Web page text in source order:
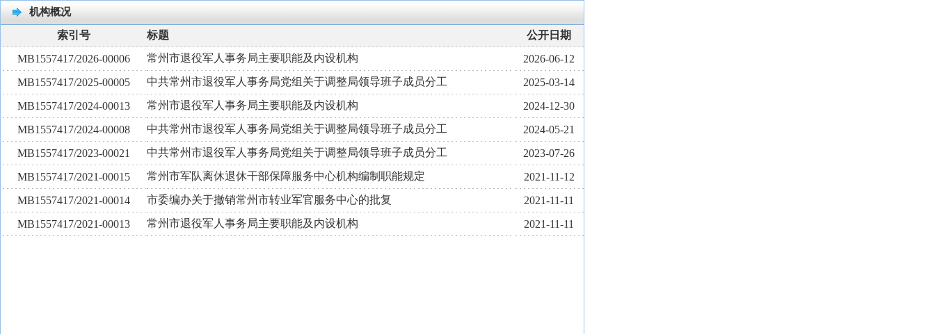
机构概况
索引号 标题
公开日期
MB1557417/2026-00006
常州市退役军人事务局主要职能及内设机构
2026-06-12
MB1557417/2025-00005
中共常州市退役军人事务局党组关于调整局领导班子成员分工
2025-03-14
MB1557417/2024-00013
常州市退役军人事务局主要职能及内设机构
2024-12-30
MB1557417/2024-00008
中共常州市退役军人事务局党组关于调整局领导班子成员分工
2024-05-21
MB1557417/2023-00021
中共常州市退役军人事务局党组关于调整局领导班子成员分工
2023-07-26
MB1557417/2021-00015
常州市军队离休退休干部保障服务中心机构编制职能规定
2021-11-12
MB1557417/2021-00014
市委编办关于撤销常州市转业军官服务中心的批复
2021-11-11
MB1557417/2021-00013
常州市退役军人事务局主要职能及内设机构 2021-11-11